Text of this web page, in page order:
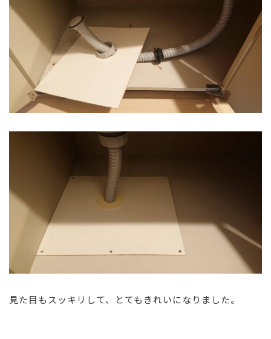
見た目もスッキリして、とてもきれいになりました。